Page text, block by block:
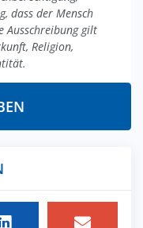
dass der Mensch
Ausschreibung gilt
Religion,